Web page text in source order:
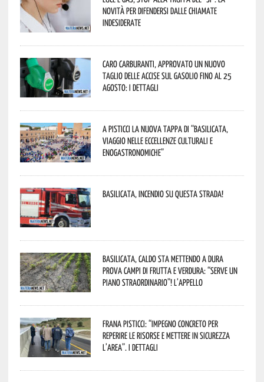
novità per difendersi dalle chiamate
indesiderate
Caro carburanti, approvato un nuovo
taglio delle accise sul gasolio fino al 25
agosto: i dettagli
A Pisticci la nuova tappa di “Basilicata,
viaggio nelle eccellenze culturali e
enogastronomiche”
Basilicata, incendio su questa strada!
Basilicata, caldo sta mettendo a dura
prova campi di frutta e verdura: “Serve un
piano straordinario”! L’appello
Frana Pisticci: “Impegno concreto per
reperire le risorse e mettere in sicurezza
l’area”. I dettagli